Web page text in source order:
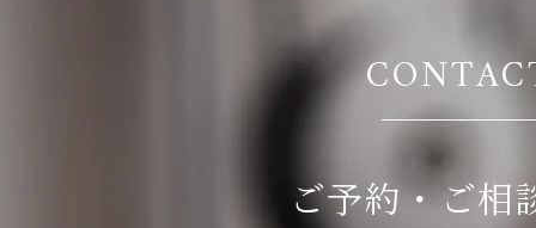
ご予約・ご相